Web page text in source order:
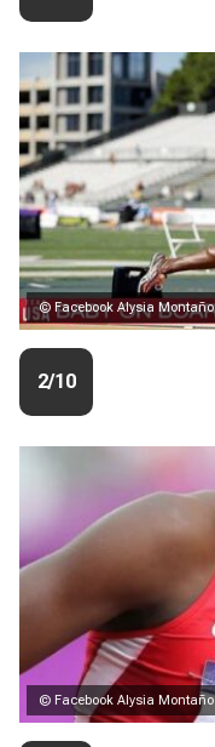
© Facebook Alysia Montaño
2/10
© Facebook Alysia Montaño